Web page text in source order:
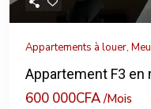
Appartements à louer,
Appartement F3 en
600 000CFA/Mois